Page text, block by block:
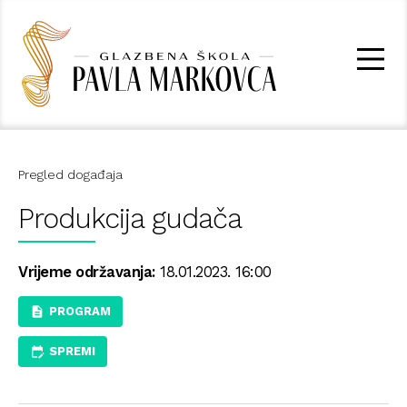
Pregled događaja
Produkcija gudača
Vrijeme održavanja:18.01.2023. 16:00
PROGRAM
SPREMI